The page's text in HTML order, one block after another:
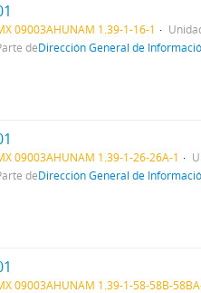
09003AHUNAM 1.39-1-16-1
deDirección General de
09003AHUNAM 1.39-1-26-26A-1
deDirección General de
09003AHUNAM 1.39-1-58-58B-